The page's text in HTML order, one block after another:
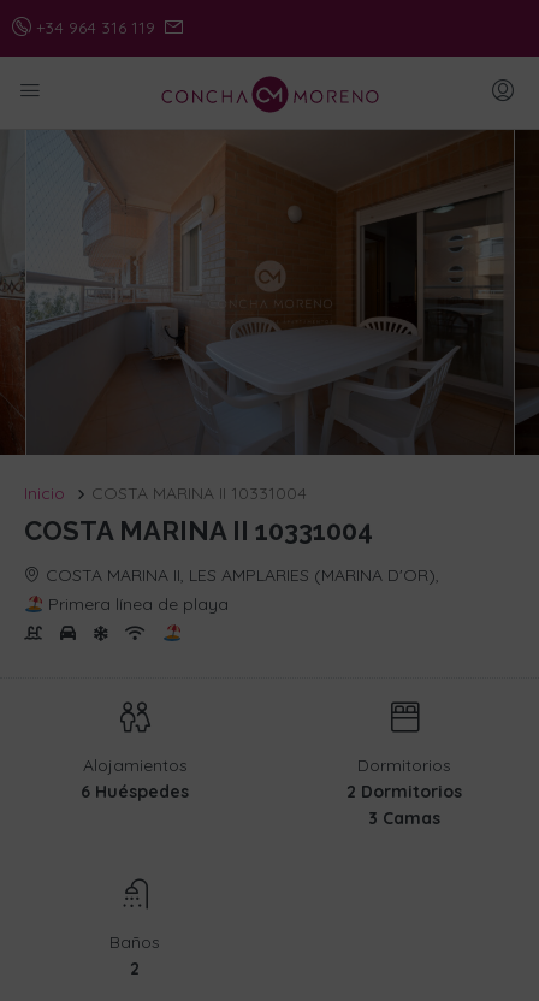
+34 964 316 119
Inicio COSTA MARINA II 10331004
COSTA MARINA II 10331004
COSTA MARINA II, LES AMPLARIES (MARINA D'OR),
Primera línea de playa
Alojamientos
6 Huéspedes
Dormitorios
2 Dormitorios
3 Camas
Baños
2